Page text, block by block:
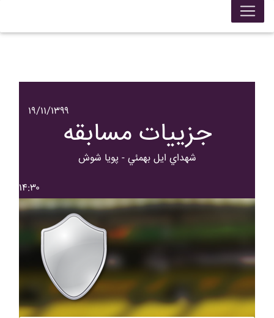
۱۹/۱۱/۱۳۹۹
جزییات مسابقه
شهداي ايل بهمئي - پويا شوش
۱۴:۳۰